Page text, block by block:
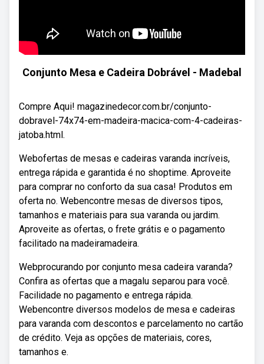
Conjunto Mesa e Cadeira Dobrável - Madebal
Compre Aqui! magazinedecor.com.br/conjunto-
dobravel-74x74-em-madeira-macica-com-4-cadeiras-
jatoba.html.
Webofertas de mesas e cadeiras varanda incríveis,
entrega rápida e garantida é no shoptime. Aproveite
para comprar no conforto da sua casa! Produtos em
oferta no. Webencontre mesas de diversos tipos,
tamanhos e materiais para sua varanda ou jardim.
Aproveite as ofertas, o frete grátis e o pagamento
facilitado na madeiramadeira.
Webprocurando por conjunto mesa cadeira varanda?
Confira as ofertas que a magalu separou para você.
Facilidade no pagamento e entrega rápida.
Webencontre diversos modelos de mesa e cadeiras
para varanda com descontos e parcelamento no cartão
de crédito. Veja as opções de materiais, cores,
tamanhos e.